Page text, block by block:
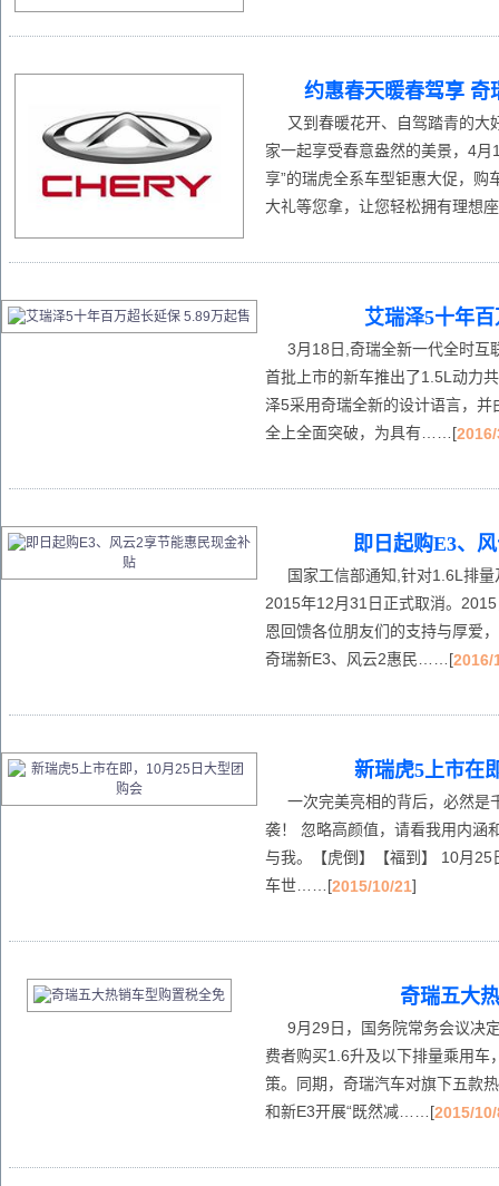
约惠春天暖春驾享 奇
又到春暖花开、自驾踏青的大
家一起享受春意盎然的美景，4
享”的瑞虎全系车型钜惠大促，购
大礼等您拿，让您轻松拥有理想
艾瑞泽5十年
3月18日,奇瑞全新一代全时互
首批上市的新车推出了1.5L动力
泽5采用奇瑞全新的设计语言，
全上全面突破，为具有……[
即日起购E3、
国家工信部通知,针对1.6L排量
2015年12月31日正式取消。
恩回馈各位朋友们的支持与厚爱
奇瑞新E3、风云2惠民……[2016/
新瑞虎5上市在
一次完美亮相的背后，必然是
袭！ 忽略高颜值，请看我用内涵
与我。【虎倒】【福到】 10月
车世……[2015/10/21]
奇瑞五大
9月29日，国务院常务会议决
费者购买1.6升及以下排量乘用车
策。同期，奇瑞汽车对旗下五款
和新E3开展“既然减……[2015/